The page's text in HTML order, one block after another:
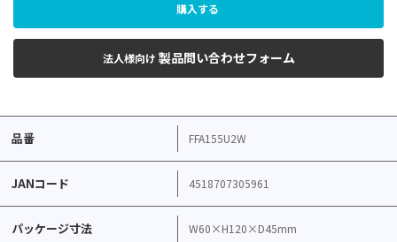
購入する
法人様向け 製品問い合わせフォーム
品番 FFA155U2W
JANコード 4518707305961
パッケージ寸法 W60×H120×D45mm